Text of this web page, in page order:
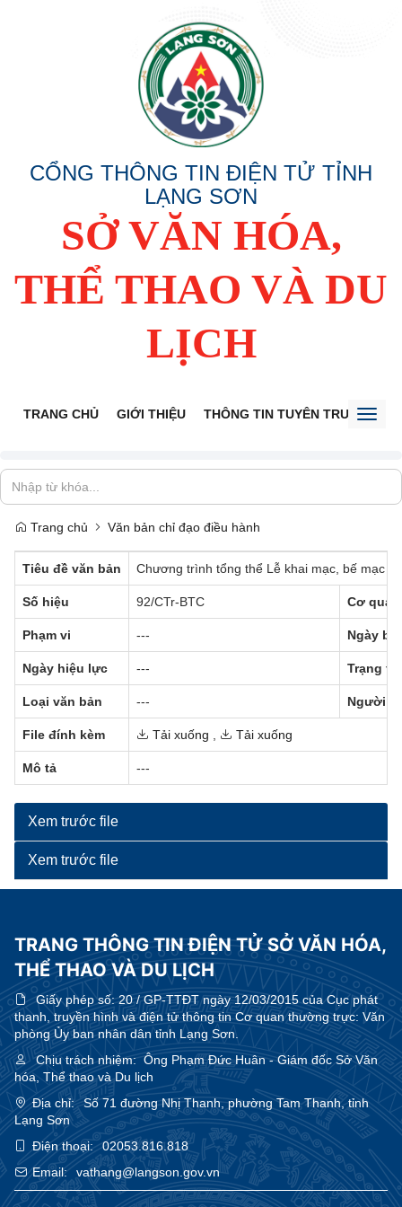
CỔNG THÔNG TIN ĐIỆN TỬ TỈNH
LẠNG SƠN
SỞ VĂN HÓA,
THỂ THAO VÀ DU
LỊCH
TRANG CHỦ GIỚI THIỆU THÔNG TIN TUYÊN TRUYỀN
Trang chủ Văn bản chỉ đạo điều hành
Tiêu đề văn bản Chương trình tổng thể Lễ khai mạc, bế mạc
Số hiệu 92/CTr-BTC Cơ
Phạm vi --- Ngày
Ngày hiệu lực --- Trạng
Loại văn bản --- Người
File đính kèm Tải xuống Tải xuống
Mô tả ---
Xem trước file
Xem trước file
TRANG THÔNG TIN ĐIỆN TỬ SỞ VĂN HÓA,
THỂ THAO VÀ DU LỊCH
Giấy phép số:20 / GP-TTĐT ngày 12/03/2015 của Cục phát
thanh, truyền hình và điện tử thông tin Cơ quan thường trực: Văn
phòng Ủy ban nhân dân tỉnh Lạng Sơn.
Chịu trách nhiệm:Ông Phạm Đức Huân - Giám đốc Sở Văn
hóa, Thể thao và Du lịch
Địa chỉ:
Số 71 đường Nhị Thanh, phường Tam Thanh, tỉnh
Lạng Sơn
Điện thoại:
02053.816.818
Email:
vathang@langson.gov.vn